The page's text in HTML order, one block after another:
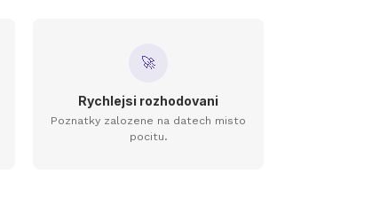
🚀
Rychlejsi rozhodovani
Poznatky zalozene na datech misto
pocitu.